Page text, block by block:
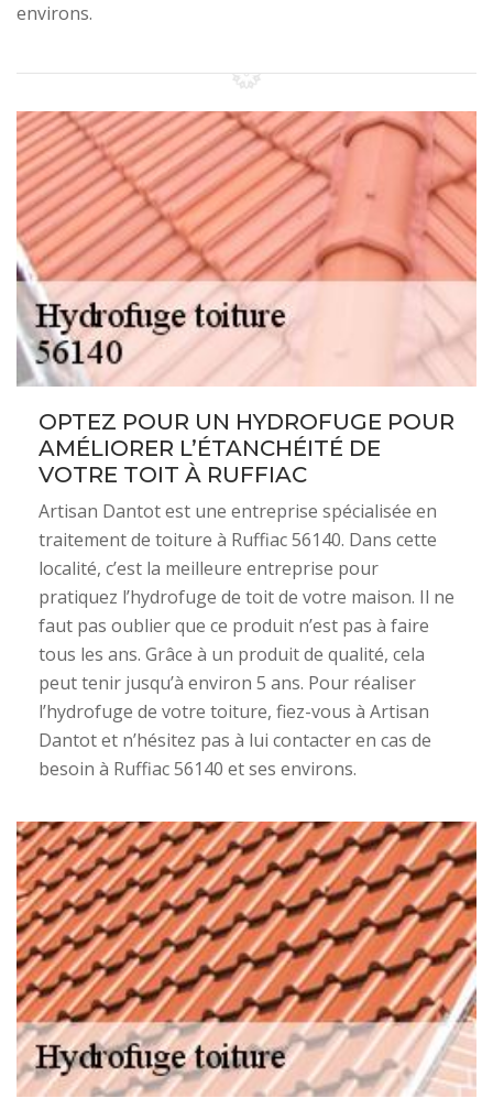
environs.
OPTEZ POUR UN HYDROFUGE POUR
AMÉLIORER L’ÉTANCHÉITÉ DE
VOTRE TOIT À RUFFIAC
Artisan Dantot est une entreprise spécialisée en
traitement de toiture à Ruffiac 56140. Dans cette
localité, c’est la meilleure entreprise pour
pratiquez l’hydrofuge de toit de votre maison. Il ne
faut pas oublier que ce produit n’est pas à faire
tous les ans. Grâce à un produit de qualité, cela
peut tenir jusqu’à environ 5 ans. Pour réaliser
l’hydrofuge de votre toiture, fiez-vous à Artisan
Dantot et n’hésitez pas à lui contacter en cas de
besoin à Ruffiac 56140 et ses environs.